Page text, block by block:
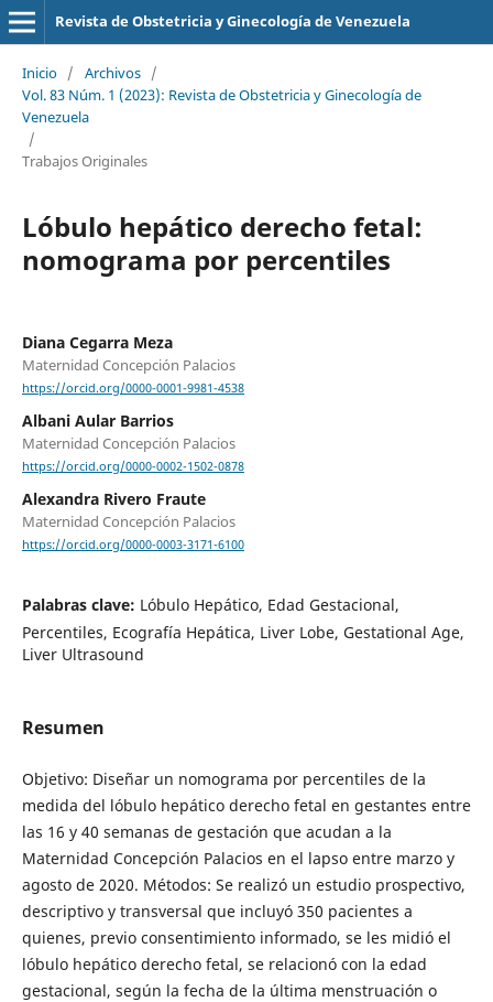
Revista de Obstetricia y Ginecología de Venezuela
Inicio / Archivos /
Vol. 83 Núm. 1 (2023): Revista de Obstetricia y Ginecología de
Venezuela
/
Trabajos Originales
Lóbulo hepático derecho fetal:
nomograma por percentiles
Diana Cegarra Meza
Maternidad Concepción Palacios
https://orcid.org/0000-0001-9981-4538
Albani Aular Barrios
Maternidad Concepción Palacios
https://orcid.org/0000-0002-1502-0878
Alexandra Rivero Fraute
Maternidad Concepción Palacios
https://orcid.org/0000-0003-3171-6100
Palabras clave: Lóbulo Hepático, Edad Gestacional,
Percentiles, Ecografía Hepática, Liver Lobe, Gestational Age,
Liver Ultrasound
Resumen
Objetivo: Diseñar un nomograma por percentiles de la
medida del lóbulo hepático derecho fetal en gestantes entre
las 16 y 40 semanas de gestación que acudan a la
Maternidad Concepción Palacios en el lapso entre marzo y
agosto de 2020. Métodos: Se realizó un estudio prospectivo,
descriptivo y transversal que incluyó 350 pacientes a
quienes, previo consentimiento informado, se les midió el
lóbulo hepático derecho fetal, se relacionó con la edad
gestacional, según la fecha de la última menstruación o